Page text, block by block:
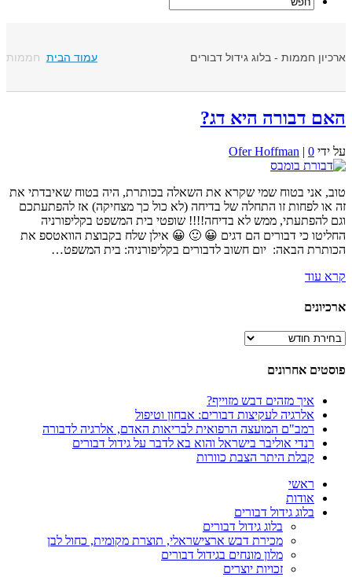
חממות - בלוג גידול דבורים עמוד הבית חממות
דבורה היא דג?
ידי Ofer Hoffman| 0
אני בטוח שמי שקרא את השאלה בכותרת, היה בטוח שאיבדתי את
או לפחות זו התחלה של בדיחה (לא כול כך מצחיקה) אז להפתעתכם
להפתעתי, ממש לא בדיחה!!!! שופטי בית המשפט בקליפורניה
כי דבורים הם דגים 😀 🙂 😀 אילן שלח בקבוצת הוואטספ את
הבאה: יום חשוב לדבורים בקליפורניה: בית המשפט…
עוד
אחרונים
איך מזהים דבש מזוייף?
אלרגיה לעקיצות דבורים: אבחון וטיפול
רמב"ם המועצה הרפואית לבריאות האדם, אלרגיה לדבורה
רנדי אוליבר בישראל והוא בא לדבר על גידול דבורים
קבלת היתר הצבת כוורות
ראשי
אודות
בלוג גידול דבורים
בלוג גידול דבורים
מכירת דבש ארצישראלי, תוצרת מקומית, כחול לבן
מלון מונחים בגידול דבורים
זכויות יוצרים